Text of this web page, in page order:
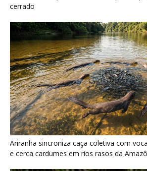
Surucucu detecta calor pela fosseta
emboscada no escuro da floresta